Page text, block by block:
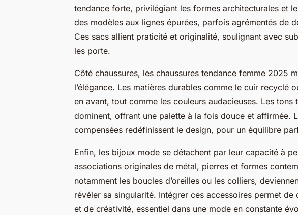
tendance forte, privilégiant les formes architecturales et
des modèles aux lignes épurées, parfois agrémentés de
Ces sacs allient praticité et originalité, soulignant avec
les porte.
Côté chaussures, les chaussures tendance femme 2025
l’élégance. Les matières durables comme le cuir recyclé
en avant, tout comme les couleurs audacieuses. Les tons
dominent, offrant une palette à la fois douce et affirmée.
compensées redéfinissent le design, pour un équilibre
Enfin, les bijoux mode se détachent par leur capacité à
associations originales de métal, pierres et formes
notamment les boucles d’oreilles ou les colliers,
révéler sa singularité. Intégrer ces accessoires permet
et de créativité, essentiel dans une mode en constante